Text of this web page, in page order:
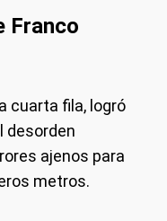
Franco
cuarta fila, logró
desorden
ajenos para
metros.